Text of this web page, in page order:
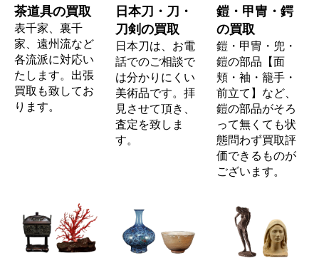
茶道具の買取
表千家、裏千
家、遠州流など
各流派に対応い
たします。出張
買取も致してお
ります。
日本刀・刀・
刀剣の買取
日本刀は、お電
話でのご相談で
は分かりにくい
美術品です。拝
見させて頂き、
査定を致しま
す。
鎧・甲冑・鍔
の買取
鎧・甲冑・兜・
鎧の部品【面
頬・袖・籠手・
前立て】など、
鎧の部品がそろ
って無くても状
態問わず買取評
価できるものが
ございます。